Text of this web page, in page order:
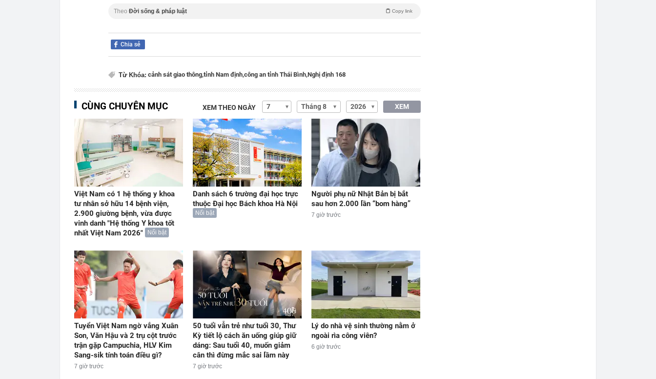
Theo Đời sống & pháp luật Copy link
Chia sẻ
Từ Khóa: cảnh sát giao thông,tỉnh Nam định,công an tỉnh Thái Bình,Nghị định 168
CÙNG CHUYÊN MỤC XEM THEO NGÀY XEM
Việt Nam có 1 hệ thống y khoa
tư nhân sở hữu 14 bệnh viện,
2.900 giường bệnh, vừa được
vinh danh "Hệ thống Y khoa tốt
nhất Việt Nam 2026"
Nổi bật
Danh sách 6 trường đại học trực
thuộc Đại học Bách khoa Hà Nội
Nổi bật
Người phụ nữ Nhật Bản bị bắt
sau hơn 2.000 lần “bom hàng”
7 giờ trước
Tuyển Việt Nam ngờ vắng Xuân
Son, Văn Hậu và 2 trụ cột trước
trận gặp Campuchia, HLV Kim
Sang-sik tính toán điều gì?
7 giờ trước
50 tuổi vẫn trẻ như tuổi 30, Thư
Kỳ tiết lộ cách ăn uống giúp giữ
dáng: Sau tuổi 40, muốn giảm
cân thì đừng mắc sai lầm này
7 giờ trước
Lý do nhà vệ sinh thường nằm ở
ngoài rìa công viên?
6 giờ trước